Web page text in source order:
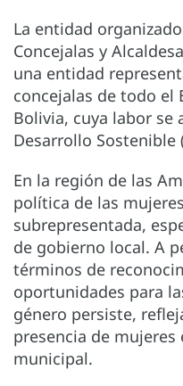
La entidad
Concejalas y
una entidad
concejalas de todo el
Bolivia, cuya labor se
Desarrollo Sostenible
En la región de las
política de las
subrepresentada,
de gobierno local. A
términos de
oportunidades para
género persiste,
presencia de
municipal.